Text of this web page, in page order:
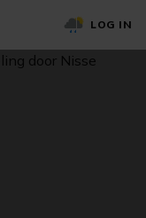
LOG IN